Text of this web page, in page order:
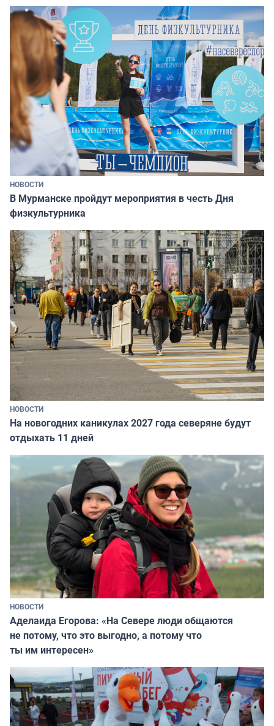
НОВОСТИ
В Мурманске пройдут мероприятия в честь Дня
физкультурника
НОВОСТИ
На новогодних каникулах 2027 года северяне будут
отдыхать 11 дней
НОВОСТИ
Аделаида Егорова: «На Севере люди общаются
не потому, что это выгодно, а потому что
ты им интересен»